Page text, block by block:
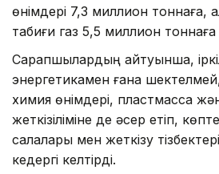
өнімдері 7,3 миллион тоннаға,
табиғи газ 5,5 миллион
Сарапшылардың айтуынша,
энергетикамен ғана
химия өнімдері, пластмасса
жеткізіліміне де әсер етіп,
салалары мен жеткізу
кедергі келтірді.